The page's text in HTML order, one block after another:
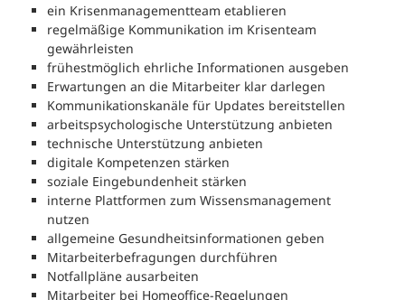
ein Krisenmanagementteam etablieren
regelmäßige Kommunikation im Krisenteam
gewährleisten
frühestmöglich ehrliche Informationen ausgeben
Erwartungen an die Mitarbeiter klar darlegen
Kommunikationskanäle für Updates bereitstellen
arbeitspsychologische Unterstützung anbieten
technische Unterstützung anbieten
digitale Kompetenzen stärken
soziale Eingebundenheit stärken
interne Plattformen zum Wissensmanagement
nutzen
allgemeine Gesundheitsinformationen geben
Mitarbeiterbefragungen durchführen
Notfallpläne ausarbeiten
Mitarbeiter bei Homeoffice-Regelungen